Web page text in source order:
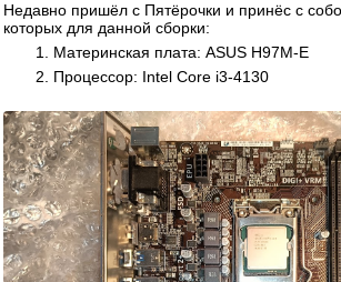
Недавно пришёл с Пятёрочки и принёс с
которых для данной сборки:
Материнская плата: ASUS H97M-E
Процессор: Intel Core i3-4130